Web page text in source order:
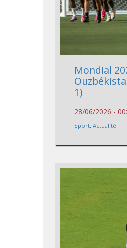
Mondial
1)
28/06/2026 -
Sport,Actualité